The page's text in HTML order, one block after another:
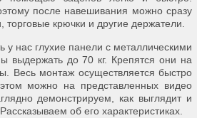
после навешивания можно сразу
торговые крючки и другие держатели.
у нас глухие панели с металлическими
выдержать до 70 кг. Крепятся они на
Весь монтаж осуществляется быстро
можно на представленных видео
демонстрируем, как выглядит и
об его характеристиках.